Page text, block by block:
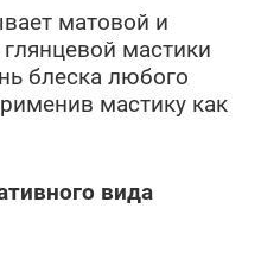
матовой и
мастики
блеска любого
мастику как
вида